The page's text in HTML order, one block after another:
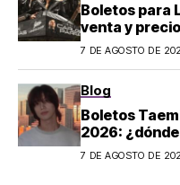
Boletos para
venta y
7 DE AGOSTO DE
Blog
Boletos
2026:
7 DE AGOSTO DE